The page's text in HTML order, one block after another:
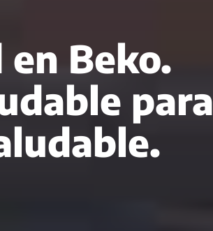
Beko.
para